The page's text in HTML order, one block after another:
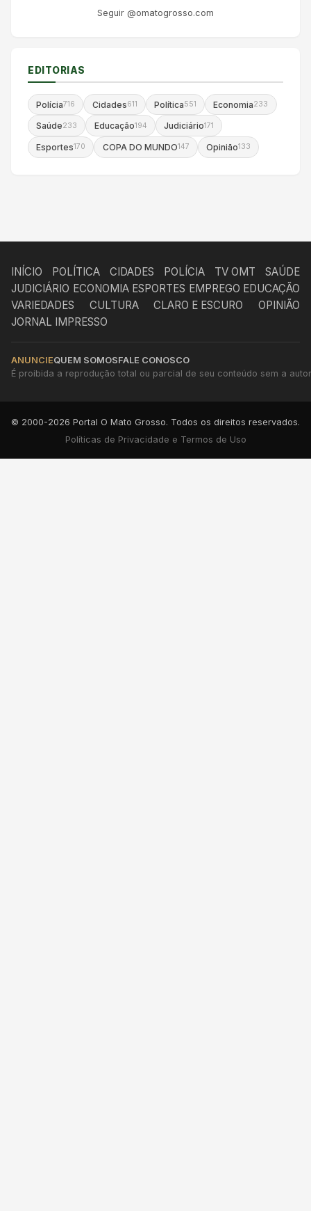
Seguir @omatogrosso.com
EDITORIAS
Polícia716 Cidades611 Política551 Economia233
Saúde233 Educação194 Judiciário171
Esportes170 COPA DO MUNDO147 Opinião133
INÍCIO POLÍTICA CIDADES POLÍCIA TV OMT
SAÚDE
JUDICIÁRIO ECONOMIA ESPORTES EMPREGO EDUCAÇÃO
VARIEDADES
CULTURA CLARO E ESCURO
OPINIÃO
JORNAL IMPRESSO
ANUNCIEQUEM SOMOSFALE CONOSCO
É proibida a reprodução total ou parcial de seu conteúdo sem a
© 2000-2026 Portal O Mato Grosso. Todos os direitos reservados.
Políticas de Privacidade e Termos de Uso